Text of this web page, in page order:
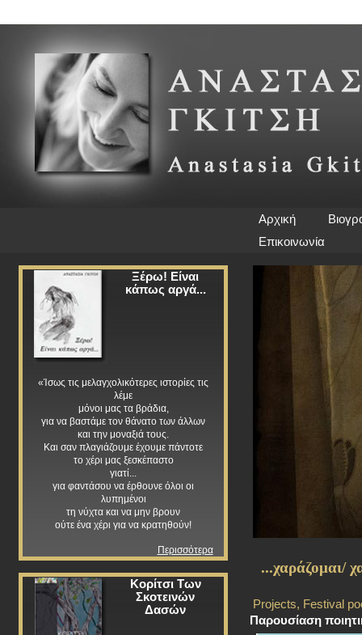
Αρχική
Επικοινωνία
Ξέρω! Είναι
κάπως αργά...
«Ίσως τις μελαγχολικότερες ιστορίες τις
λέμε
μόνοι μας τα βράδια,
για να βαστάμε τον θάνατο των άλλων
και την μοναξιά τους.
Και σαν πλαγιάζουμε έχουμε πάντοτε
το χέρι μας ξεσκέπαστο
γιατί...
για φαντάσου να έρθουνε όλοι οι
λυπημένοι
τη νύχτα και να μην βρουν
ούτε ένα χέρι για να κρατηθούν!
Περισσότερα
Κορίτσι Των
Σκοτεινών
Δασών
...χαράζομαι/
Projects, Festival
Παρουσίαση